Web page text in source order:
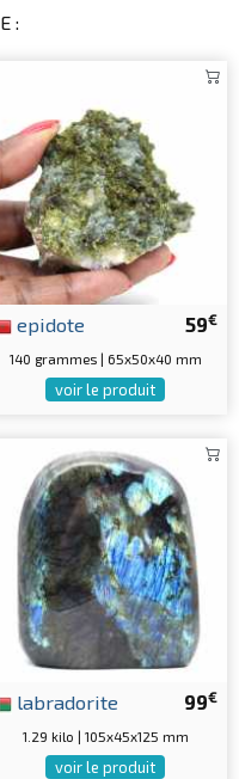
:
59€
epidote
140 grammes | 65x50x40 mm
voir le produit
99€
labradorite
1.29 kilo | 105x45x125 mm
voir le produit